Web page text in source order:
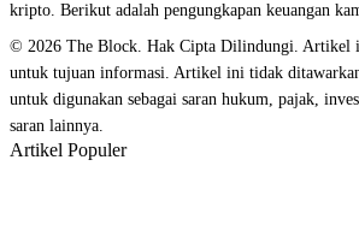
kripto. Berikut adalah pengungkapan keuangan
© 2026 The Block. Hak Cipta Dilindungi. Artikel
untuk tujuan informasi. Artikel ini tidak
untuk digunakan sebagai saran hukum, pajak,
saran lainnya.
Artikel Populer